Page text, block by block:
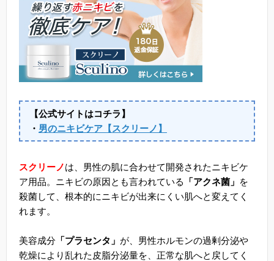
【公式サイトはコチラ】
・ 男のニキビケア【スクリーノ】
スクリーノは、男性の肌に合わせて開発されたニキビケ
ア用品。ニキビの原因とも言われている
「アクネ菌」 を
殺菌して、根本的にニキビが出来にくい肌へと変えてく
れます。
美容成分 「プラセンタ」 が、男性ホルモンの過剰分泌や
乾燥により乱れた皮脂分泌量を、正常な肌へと戻してく